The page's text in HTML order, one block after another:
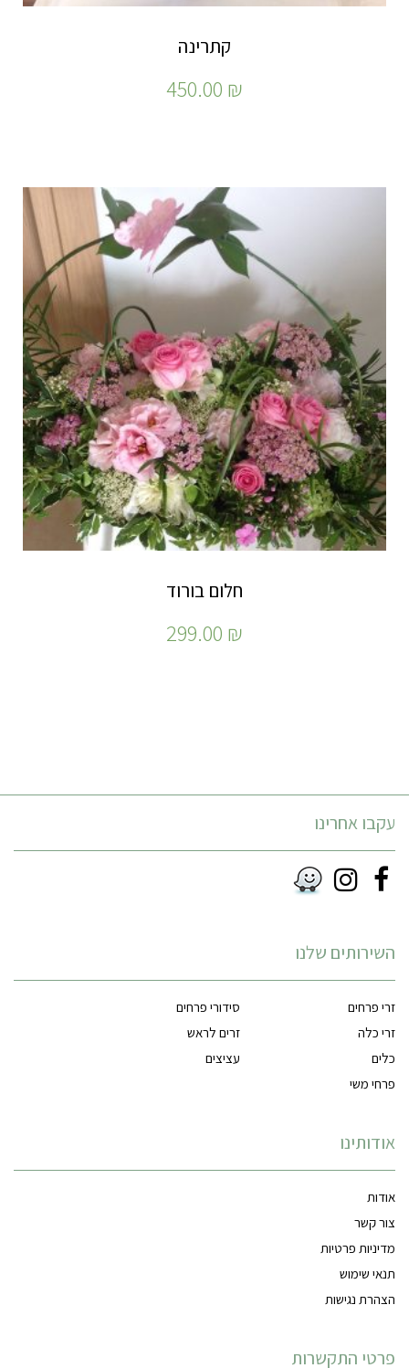
קתרינה
450.00 ₪
חלום בורוד
299.00 ₪
עקבו אחרינו
השירותים שלנו
זרי פרחים
סידורי פרחים
זרי כלה
זרים לראש
כלים
עציצים
פרחי משי
אודותינו
אודות
צור קשר
מדיניות פרטיות
תנאי שימוש
הצהרת נגישות
פרטי התקשרות